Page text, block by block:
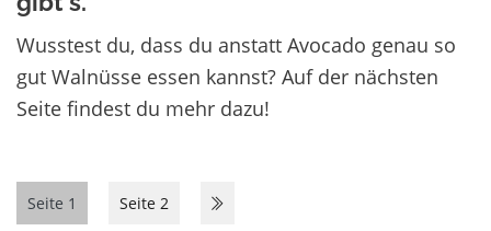
Wusstest du, dass du anstatt Avocado genau so
gut Walnüsse essen kannst? Auf der nächsten
Seite findest du mehr dazu!
Seite 1 Seite 2